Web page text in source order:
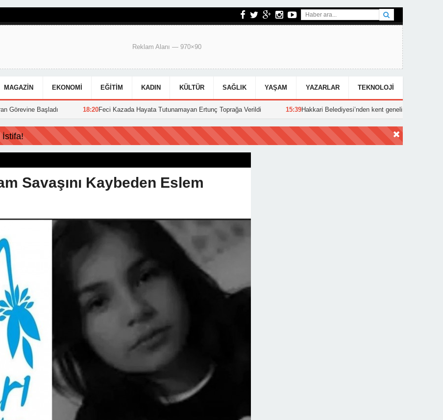
Reklam Alanı — 970×90
MAGAZIN EKONOMI EĞITIM KADIN KÜLTÜR SAĞLIK YAŞAM YAZARLAR TEKNOLOJI
18:20 Feci Kazada Hayata Tutunamayan Ertunç Toprağa Verildi 15:39 Hakkari Belediyesi’nden kent genelinde yoğun asfalt mesaisi
İstifa!
Savaşını Kaybeden Eslem